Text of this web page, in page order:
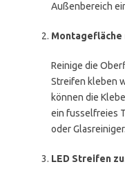
Außenbereich
Montagefläche
Reinige die
Streifen kleben
können die
ein fusselfreies
oder Glasreiniger.
LED Streifen